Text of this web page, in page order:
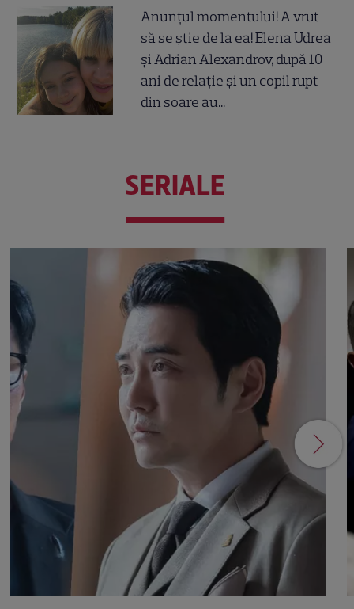
Anunțul momentului! A vrut
să se știe de la ea! Elena Udrea
și Adrian Alexandrov, după 10
ani de relație și un copil rupt
din soare au...
SERIALE